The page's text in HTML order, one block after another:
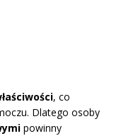
, co
Dlatego osoby
powinny